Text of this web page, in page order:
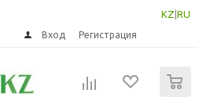
KZ RU
Вход Регистрация